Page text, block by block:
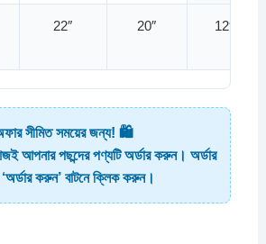
22″ 20″ 12″
সীমিত সময়ের জন্য! 🛍️
আপনার পছন্দের পণ্যটি অর্ডার করুন। অর্ডার
করুন’ বাটনে ক্লিক করুন।